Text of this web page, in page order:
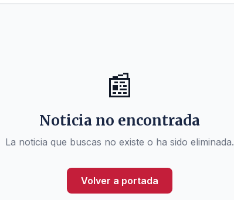
📰
Noticia no encontrada
La noticia que buscas no existe o ha sido eliminada.
Volver a portada